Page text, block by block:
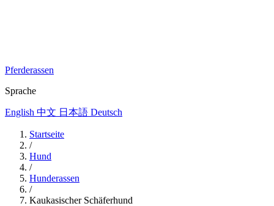
Pferderassen
Sprache
English 中文 日本語 Deutsch
Startseite
/
Hund
/
Hunderassen
/
Kaukasischer Schäferhund